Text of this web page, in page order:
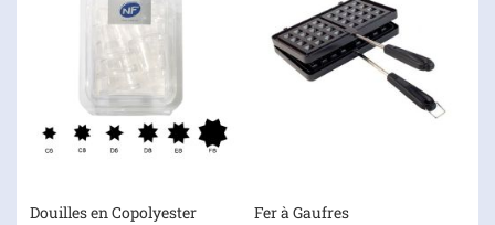
Douilles en Copolyester
Fer à Gaufres